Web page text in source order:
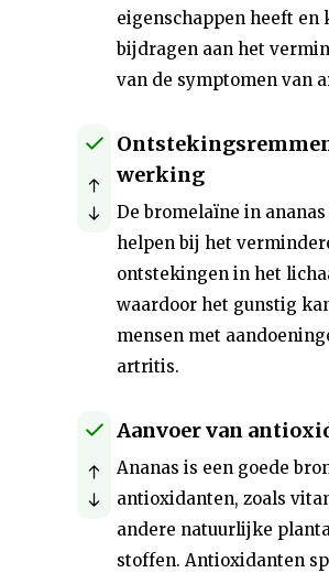
eigenschappen heeft en
bijdragen aan het
van de symptomen van
werking
De bromelaïne in
helpen bij het
ontstekingen in het
waardoor het gunstig
mensen met
artritis.
Aanvoer van
Ananas is een goede
antioxidanten, zoals
andere natuurlijke
stoffen. Antioxidanten